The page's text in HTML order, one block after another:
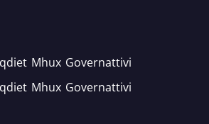
Mhux Governattivi
Mhux Governattivi